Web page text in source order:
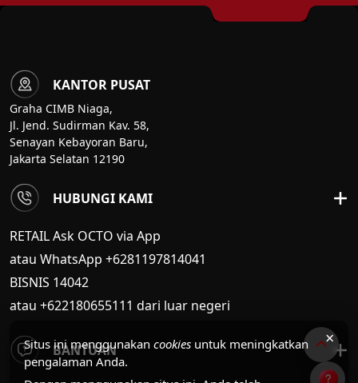
×
Situs ini menggunakan cookies untuk meningkatkan
pengalaman Anda.
Tahunan dan Laporan Keuangan
Konsolidasian Tahun Buku 2025
Permudah Pengelolaan Transaksi Bisnis
Selama Ramadan, Libur Hari Raya
Nyepi, dan Idulfitri 2026
KANTOR PUSAT
Graha CIMB Niaga,
Jl. Jend. Sudirman Kav. 58,
Senayan Kebayoran Baru,
Jakarta Selatan 12190
HUBUNGI KAMI
RETAIL Ask OCTO via App
atau WhatsApp +6281197814041
BISNIS 14042
atau +622180655111 dari luar negeri
BANTUAN